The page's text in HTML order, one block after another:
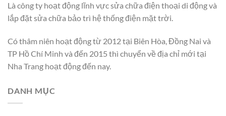
Là công ty hoạt động lĩnh vực sửa chữa điện thoại di động và
lắp đặt sửa chữa bảo trì hệ thống điện mặt trời.
Có thâm niên hoạt động từ 2012 tại Biên Hòa, Đồng Nai và
TP Hồ Chí Minh và đến 2015 thì chuyển về địa chỉ mới tại
Nha Trang hoạt động đến nay.
DANH MỤC